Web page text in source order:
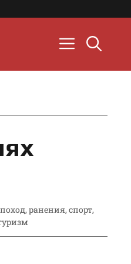
поход,ранения,спорт,